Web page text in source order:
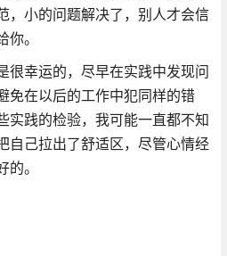
，小的问题解决了，别人才会信
。
很幸运的，尽早在实践中发现问
免在以后的工作中犯同样的错
实践的检验，我可能一直都不知
自己拉出了舒适区，尽管心情经
。